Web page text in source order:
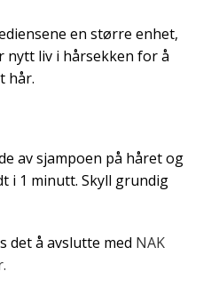
en større enhet,
liv i hårsekken for å
hår.
av sjampoen på håret og
i 1 minutt. Skyll grundig
det å avslutte med NAK